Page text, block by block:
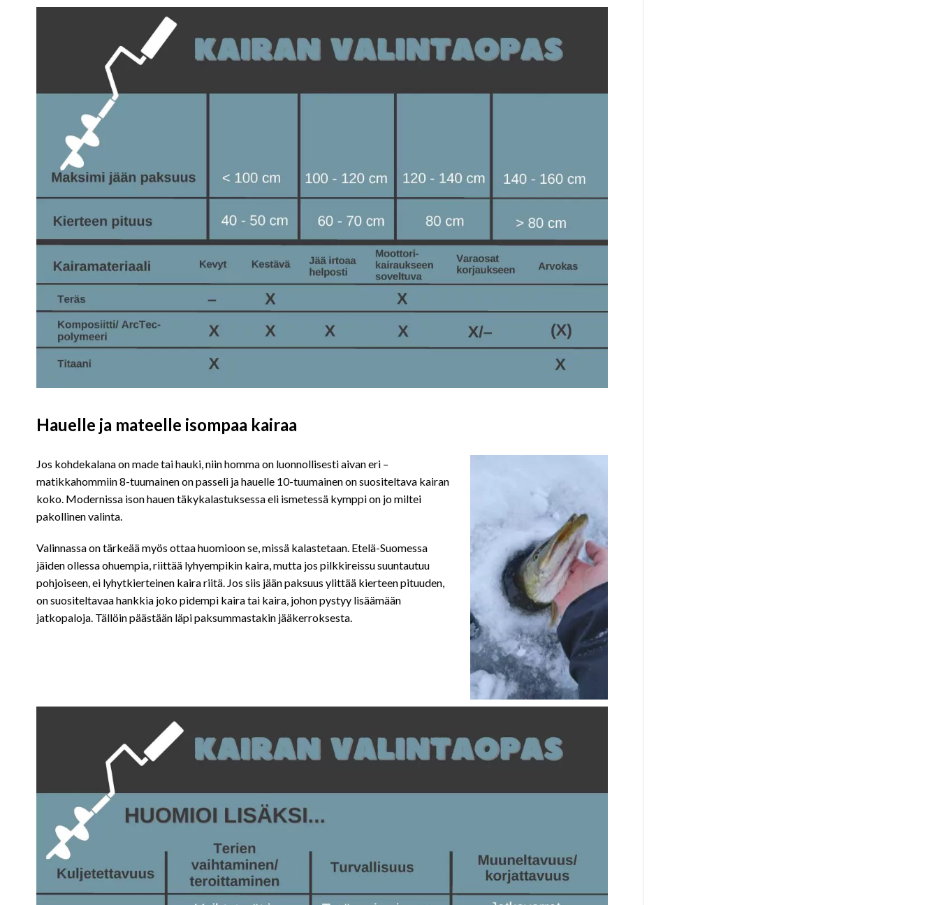
Hauelle ja mateelle isompaa kairaa
Jos kohdekalana on made tai hauki, niin homma on luonnollisesti aivan eri –
matikkahommiin 8-tuumainen on passeli ja hauelle 10-tuumainen on suositeltava kairan
koko. Modernissa ison hauen täkykalastuksessa eli ismetessä kymppi on jo miltei
pakollinen valinta.
Valinnassa on tärkeää myös ottaa huomioon se, missä kalastetaan. Etelä-Suomessa
jäiden ollessa ohuempia, riittää lyhyempikin kaira, mutta jos pilkkireissu suuntautuu
pohjoiseen, ei lyhytkierteinen kaira riitä. Jos siis jään paksuus ylittää kierteen pituuden,
on suositeltavaa hankkia joko pidempi kaira tai kaira, johon pystyy lisäämään
jatkopaloja. Tällöin päästään läpi paksummastakin jääkerroksesta.